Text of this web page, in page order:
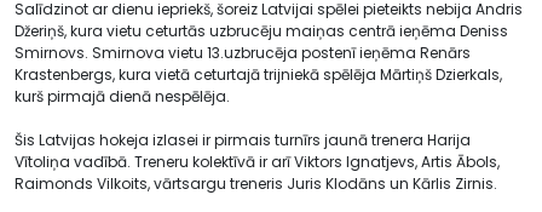
Salīdzinot ar dienu iepriekš, šoreiz Latvijai spēlei pieteikts nebija Andris
Džeriņš, kura vietu ceturtās uzbrucēju maiņas centrā ieņēma Deniss
Smirnovs. Smirnova vietu 13.uzbrucēja postenī ieņēma Renārs
Krastenbergs, kura vietā ceturtajā trijniekā spēlēja Mārtiņš Dzierkals,
kurš pirmajā dienā nespēlēja.
Šis Latvijas hokeja izlasei ir pirmais turnīrs jaunā trenera Harija
Vītoliņa vadībā. Treneru kolektīvā ir arī Viktors Ignatjevs, Artis Ābols,
Raimonds Vilkoits, vārtsargu treneris Juris Klodāns un Kārlis Zirnis.